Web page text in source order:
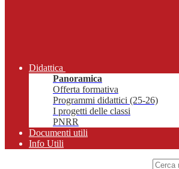
Didattica
Panoramica
Offerta formativa
Programmi didattici (25-26)
I progetti delle classi
PNRR
Documenti utili
Info Utili